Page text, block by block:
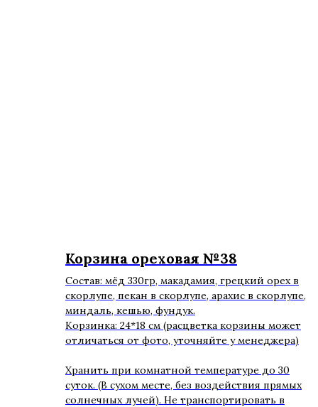
Корзина ореховая №38
Состав: мёд 330гр, макадамия, грецкий орех в
скорлупе, пекан в скорлупе, арахис в скорлупе,
миндаль, кешью, фундук.
Корзинка: 24*18 см (расцветка корзины может
отличаться от фото, уточняйте у менеджера)
Хранить при комнатной температуре до 30
суток. (В сухом месте, без воздействия прямых
солнечных лучей). Не транспортировать в